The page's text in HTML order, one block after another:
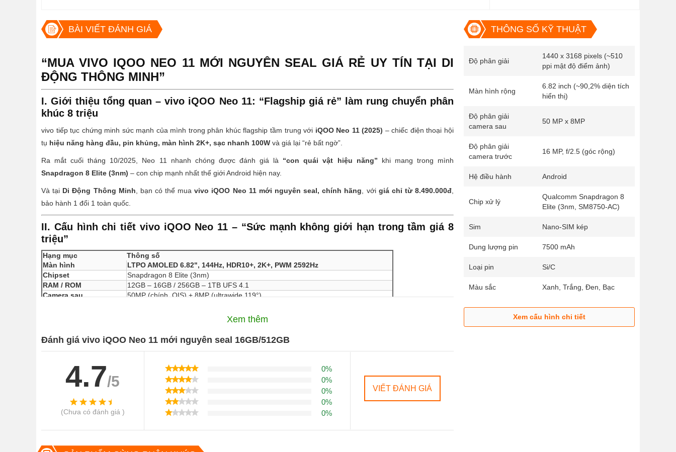
BÀI VIẾT ĐÁNH GIÁ
“MUA VIVO IQOO NEO 11 MỚI NGUYÊN SEAL GIÁ RẺ UY TÍN TẠI DI
ĐỘNG THÔNG MINH”
I. Giới thiệu tổng quan – vivo iQOO Neo 11: “Flagship giá rẻ” làm rung chuyển phân
khúc 8 triệu
vivo tiếp tục chứng minh sức mạnh của mình trong phân khúc flagship tầm trung với iQOO Neo 11 (2025) – chiếc điện thoại hội
tụ hiệu năng hàng đầu, pin khủng, màn hình 2K+, sạc nhanh 100W và giá lại “rẻ bất ngờ”.
Ra mắt cuối tháng 10/2025, Neo 11 nhanh chóng được đánh giá là “con quái vật hiệu năng” khi mang trong mình
Snapdragon 8 Elite (3nm) – con chip mạnh nhất thế giới Android hiện nay.
Và tại Di Động Thông Minh, bạn có thể muavivo iQOO Neo 11 mới nguyên seal, chính hãng, với giá chỉ từ 8.490.000đ,
bảo hành 1 đổi 1 toàn quốc.
II. Cấu hình chi tiết vivo iQOO Neo 11 – “Sức mạnh không giới hạn trong tầm giá 8
triệu”
Hạng mục
Thông số
Màn hình
LTPO AMOLED 6.82", 144Hz, HDR10+, 2K+, PWM 2592Hz
Chipset
Snapdragon 8 Elite (3nm)
RAM / ROM
12GB – 16GB / 256GB – 1TB UFS 4.1
Camera sau
50MP (chính, OIS) + 8MP (ultrawide 119°)
Âm thanh
Stereo kép, aptX Lossless
Giá bán tại DĐTM
Từ8.490.000đ (nguyên seal, chính hãng)
III. Thiết kế – Bền bỉ, sang trọng và đầy đẳng cấp
vivo iQOO Neo 11 mang phong cách thiết kếbền – đẹp – hiện đại
Khung nhôm hợp kim sang trọng, cứng cáp.
Xem thêm
Đánh giá vivo iQOO Neo 11 mới nguyên seal 16GB/512GB
4.7/5
(Chưa có đánh giá )
0%
0%
0%
0%
0%
VIẾT ĐÁNH GIÁ
THÔNG SỐ KỸ THUẬT
Độ phân giải
1440 x 3168 pixels (~510
ppi mật độ điểm ảnh)
Màn hình rộng
6.82 inch (~90,2% diện tích
hiển thị)
Độ phân giải
camera sau
50 MP x 8MP
Độ phân giải
camera trước
16 MP, f/2.5 (góc rộng)
Hệ điều hành Android
Chip xử lý
Qualcomm Snapdragon 8
Elite (3nm, SM8750-AC)
Sim Nano-SIM kép
Dung lượng pin 7500 mAh
Loại pin Si/C
Màu sắc Xanh, Trắng, Đen, Bạc
Xem cấu hình chi tiết